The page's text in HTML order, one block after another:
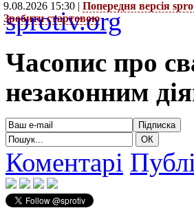
9.08.2026 15:30 | Попередня версія
Зробити стартовою
sprotiv.org
Часопис про
незаконним
Коментарі